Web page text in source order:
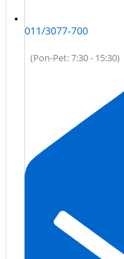
011/3077-700
(Pon-Pet: 7:30 - 15:30)